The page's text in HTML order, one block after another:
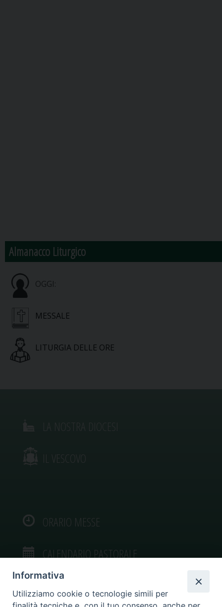
Almanacco Liturgico
OGGI:
MESSALE
LITURGIA DELLE ORE
IL VESCOVO
ORARIO MESSE
CALENDARIO PASTORALE
Informativa
Utilizziamo cookie o tecnologie simili per